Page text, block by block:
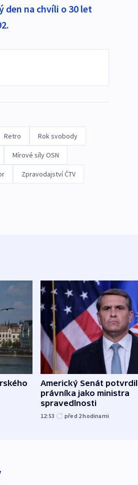
den na chvíli o 30 let
Retro Rok svobody
Mírové síly OSN
Zpravodajství ČTV
Americký Senát
právníka jako ministra
spravedlnosti
12:53 před 2hodinami